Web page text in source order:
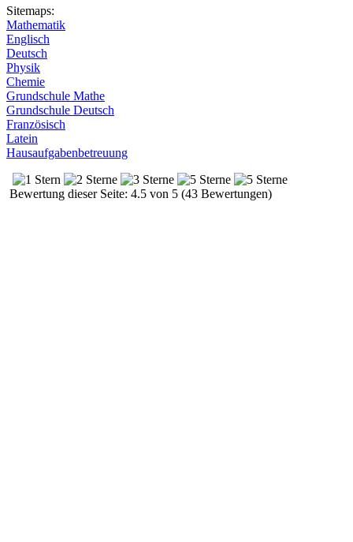
Sitemaps:
Mathematik
Englisch
Deutsch
Physik
Chemie
Grundschule Mathe
Grundschule Deutsch
Französisch
Latein
Hausaufgabenbetreuung
Bewertung dieser Seite: 4.5 von 5 (43 Bewertungen)